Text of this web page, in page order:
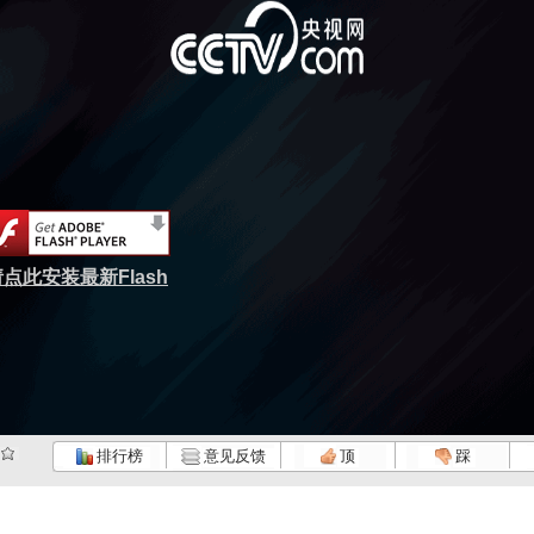
点此安装最新Flash
排行榜 意见反馈 顶 踩